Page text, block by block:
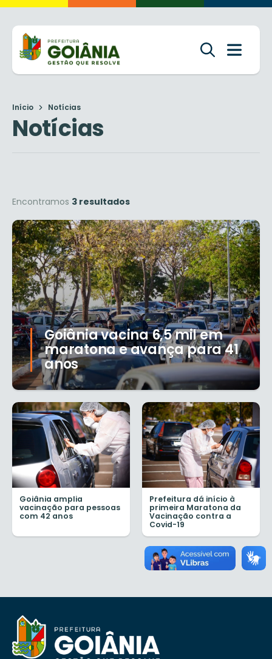
Início Notícias
Notícias
Encontramos 3 resultados
Goiânia vacina 6,5 mil em
maratona e avança para 41
anos
Goiânia amplia
vacinação para pessoas
com 42 anos
Prefeitura dá início à
primeira Maratona da
Vacinação contra a
Covid-19